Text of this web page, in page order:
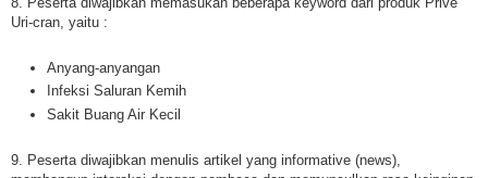
Uri-cran, yaitu :
Anyang-anyangan
Infeksi Saluran Kemih
Sakit Buang Air Kecil
9. Peserta diwajibkan menulis artikel yang informative (news),